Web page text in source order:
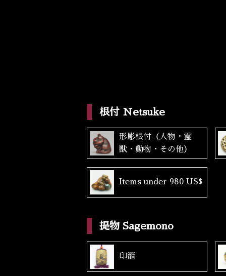
根付 Netsuke
形彫根付（人物・霊
獣・動物・その他）
Items under 980 US$
提物 Sagemono
印籠